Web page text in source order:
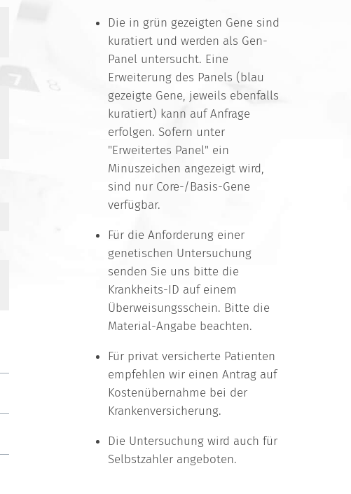
Die in grün gezeigten Gene sind
kuratiert und werden als Gen-
Panel untersucht. Eine
Erweiterung des Panels (blau
gezeigte Gene, jeweils ebenfalls
kuratiert) kann auf Anfrage
erfolgen. Sofern unter
"Erweitertes Panel" ein
Minuszeichen angezeigt wird,
sind nur Core-/Basis-Gene
verfügbar.
Für die Anforderung einer
genetischen Untersuchung
senden Sie uns bitte die
Krankheits-ID auf einem
Überweisungsschein. Bitte die
Material-Angabe beachten.
Für privat versicherte Patienten
empfehlen wir einen Antrag auf
Kostenübernahme bei der
Krankenversicherung.
Die Untersuchung wird auch für
Selbstzahler angeboten.